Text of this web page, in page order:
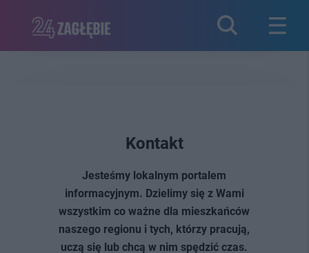
Kontakt
Jesteśmy lokalnym portalem
informacyjnym. Dzielimy się z Wami
wszystkim co ważne dla mieszkańców
naszego regionu i tych, którzy pracują,
uczą się lub chcą w nim spędzić czas.